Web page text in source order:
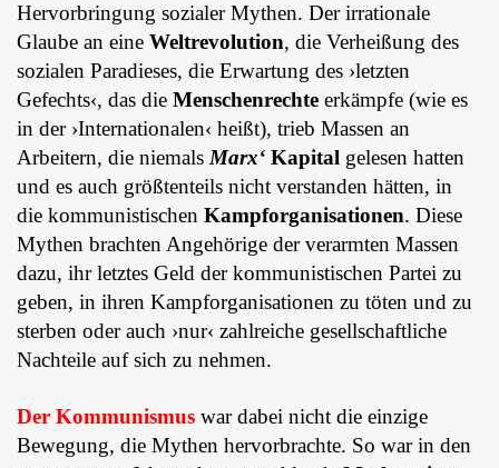
Hervorbringung sozialer Mythen. Der irrationale
Glaube an eine Weltrevolution, die Verheißung des
sozialen Paradieses, die Erwartung des ›letzten
Gefechts‹, das die Menschenrechte erkämpfe (wie es
in der ›Internationalen‹ heißt), trieb Massen an
Arbeitern, die niemals Marx‘ Kapital gelesen hatten
und es auch größtenteils nicht verstanden hätten, in
die kommunistischen Kampforganisationen. Diese
Mythen brachten Angehörige der verarmten Massen
dazu, ihr letztes Geld der kommunistischen Partei zu
geben, in ihren Kampforganisationen zu töten und zu
sterben oder auch ›nur‹ zahlreiche gesellschaftliche
Nachteile auf sich zu nehmen.
Der Kommunismus war dabei nicht die einzige
Bewegung, die Mythen hervorbrachte. So war in den